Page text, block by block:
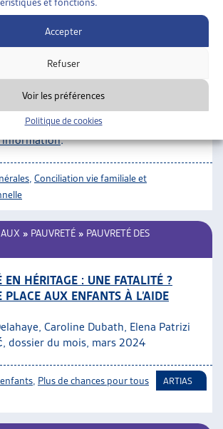
Accepter
Refuser
Voir les préférences
Politique de cookies
POLITIQUE FAMILIALE
FAMILIALES
congé parental;
vie familiale et activité
divers;documents de position
.
Conciliation vie familiale et
» PAUVRETÉ » PAUVRETÉ DES
EN HÉRITAGE : UNE FATALITÉ ?
PLACE AUX ENFANTS À L’AIDE
Caroline Dubath, Elena Patrizi
dossier du mois, mars 2024
Plus de chances pour tous
ARTIAS